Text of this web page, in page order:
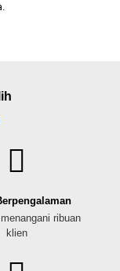
ribuan
klien